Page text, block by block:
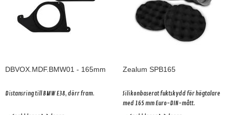
DBVOX.MDF.BMW01 - 165mm
Distansring till BMW E38, dörr fram.
Zealum SPB165
Silikonbaserat fuktskydd för högtalare
med 165 mm Euro-DIN-mått.